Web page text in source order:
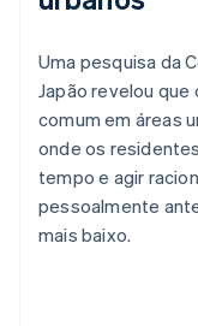
Uma pesquisa da
Japão revelou
comum em áreas
onde os
tempo e agir
pessoalmente
mais baixo.